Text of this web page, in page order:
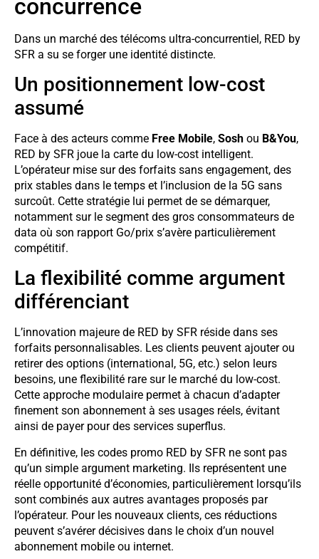
concurrence
Dans un marché des télécoms ultra-concurrentiel, RED by
SFR a su se forger une identité distincte.
Un positionnement low-cost
assumé
Face à des acteurs comme Free Mobile, Sosh ou B&You,
RED by SFR joue la carte du low-cost intelligent.
L’opérateur mise sur des forfaits sans engagement, des
prix stables dans le temps et l’inclusion de la 5G sans
surcoût. Cette stratégie lui permet de se démarquer,
notamment sur le segment des gros consommateurs de
data où son rapport Go/prix s’avère particulièrement
compétitif.
La flexibilité comme argument
différenciant
L’innovation majeure de RED by SFR réside dans ses
forfaits personnalisables. Les clients peuvent ajouter ou
retirer des options (international, 5G, etc.) selon leurs
besoins, une flexibilité rare sur le marché du low-cost.
Cette approche modulaire permet à chacun d’adapter
finement son abonnement à ses usages réels, évitant
ainsi de payer pour des services superflus.
En définitive, les codes promo RED by SFR ne sont pas
qu’un simple argument marketing. Ils représentent une
réelle opportunité d’économies, particulièrement lorsqu’ils
sont combinés aux autres avantages proposés par
l’opérateur. Pour les nouveaux clients, ces réductions
peuvent s’avérer décisives dans le choix d’un nouvel
abonnement mobile ou internet.